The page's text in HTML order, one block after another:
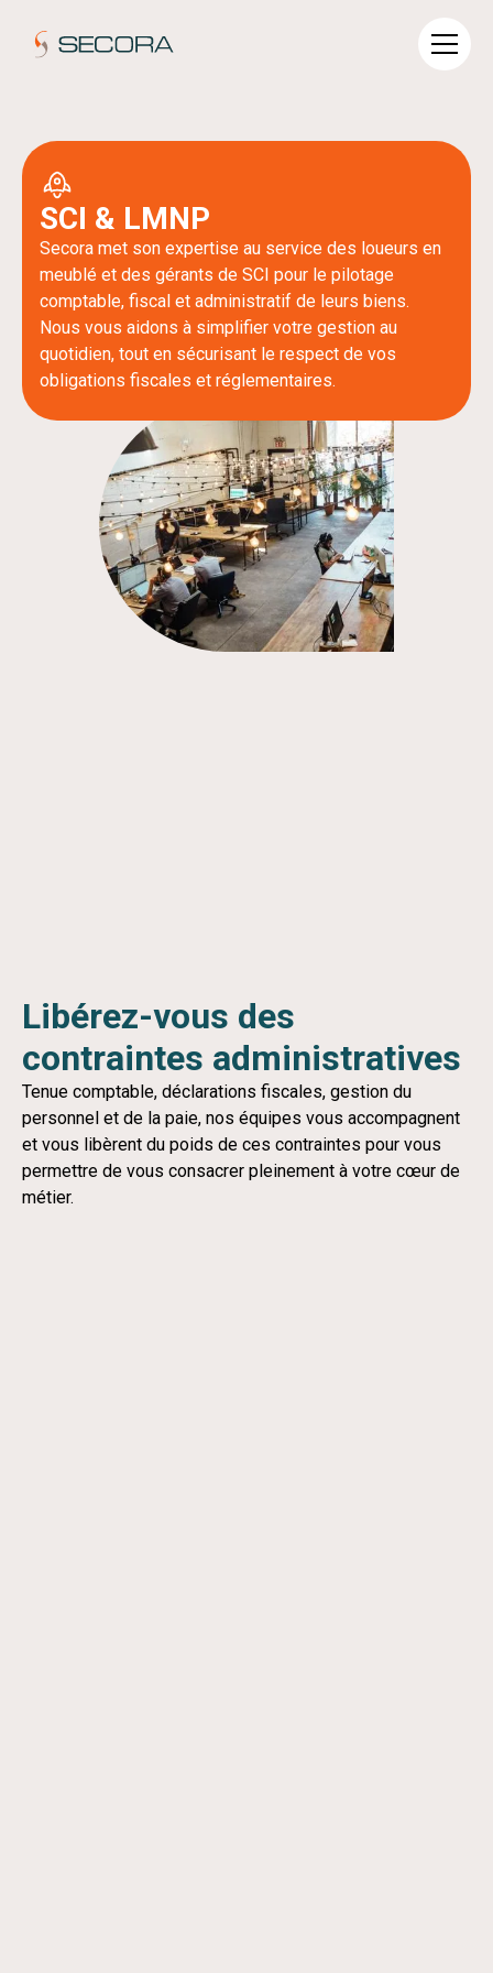
SCI & LMNP
Secora met son expertise au service des loueurs en
meublé et des gérants de SCI pour le pilotage
comptable, fiscal et administratif de leurs biens.
Nous vous aidons à simplifier votre gestion au
quotidien, tout en sécurisant le respect de vos
obligations fiscales et réglementaires.
Libérez-vous des
contraintes administratives
Tenue comptable, déclarations fiscales, gestion du
personnel et de la paie, nos équipes vous accompagnent
et vous libèrent du poids de ces contraintes pour vous
permettre de vous consacrer pleinement à votre cœur de
métier.